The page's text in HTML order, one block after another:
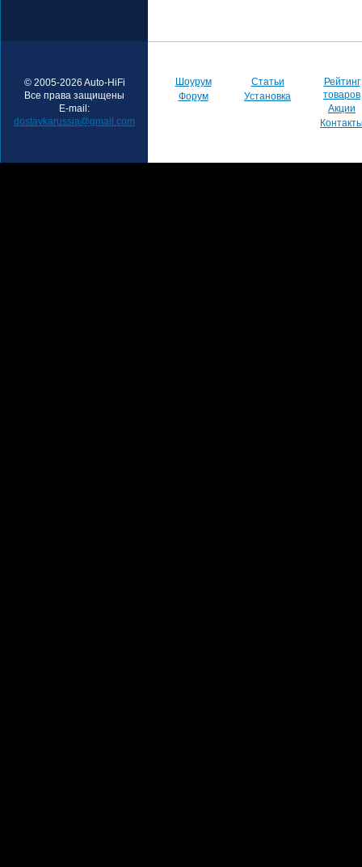
© 2005-2026 Auto-HiFi
Все права защищены
E-mail:
dostavkarussia@gmail.com
Шоурум
Форум
Статьи
Установка
Рейтинг
товаров
Акции